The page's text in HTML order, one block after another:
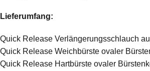
Lieferumfang:
Quick Release Verlängerungsschlauch
Quick Release Weichbürste ovaler
Quick Release Hartbürste ovaler